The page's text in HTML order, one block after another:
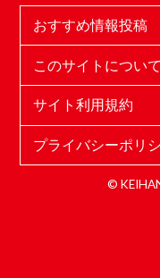
おすすめ情報投稿
このサイトについて
サイト利用規約
プライバシーポリ
©